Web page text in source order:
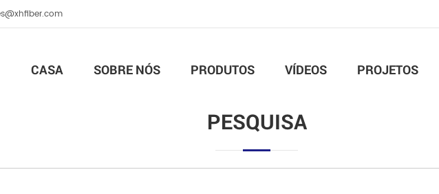
CASA SOBRE NÓS PRODUTOS VÍDEOS PROJETOS
PESQUISA